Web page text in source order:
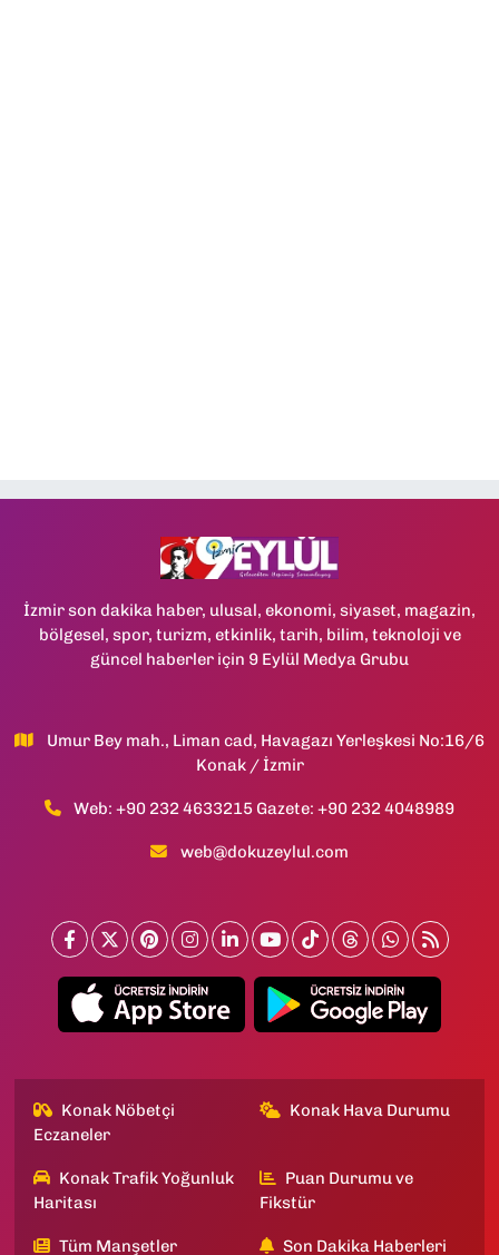
İzmir son dakika haber, ulusal, ekonomi, siyaset, magazin,
bölgesel, spor, turizm, etkinlik, tarih, bilim, teknoloji ve
güncel haberler için 9 Eylül Medya Grubu
Umur Bey mah., Liman cad, Havagazı Yerleşkesi No:16/6
Konak / İzmir
Web: +90 232 4633215 Gazete: +90 232 4048989
web@dokuzeylul.com
Konak Nöbetçi
Eczaneler
Konak Hava Durumu
Konak Trafik Yoğunluk
Haritası
Puan Durumu ve
Fikstür
Tüm Manşetler Son Dakika Haberleri